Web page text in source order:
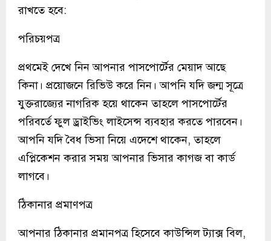
রাখতে হবে:
পরিচয়পত্র
প্রথমেই দেখে নিন আপনার পাসপোর্টের মেয়াদ আছে
কিনা। প্রয়োজনে রিভিউ করে নিন। আপনি যদি জন্ম সূত্রে
যুক্তরাজ্যের নাগরিক হয়ে থাকেন তাহলে পাসপোর্টের
পরিবর্তে ফুল ড্রাইভিং লাইসেন্স ব্যবহার করতে পারবেন।
আপনি যদি বৈধ ভিসা নিয়ে এদেশে থাকেন, তাহলে
এপ্লিকেশন করার সময় আপনার ভিসার কাগজ বা কার্ড
লাগবে।
ঠিকানার প্রমাণপত্র
আপনার ঠিকানার প্রমানপত্র হিসেবে কাউন্সিল ট্যাক্স বিল,